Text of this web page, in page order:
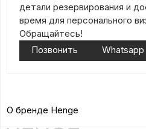
детали резервирования и
время для персонального
Обращайтесь!
Позвонить
Whatsapp
О бренде Henge